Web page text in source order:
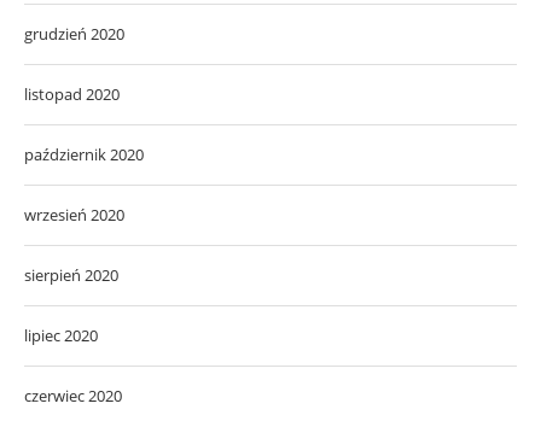
grudzień 2020
listopad 2020
październik 2020
wrzesień 2020
sierpień 2020
lipiec 2020
czerwiec 2020